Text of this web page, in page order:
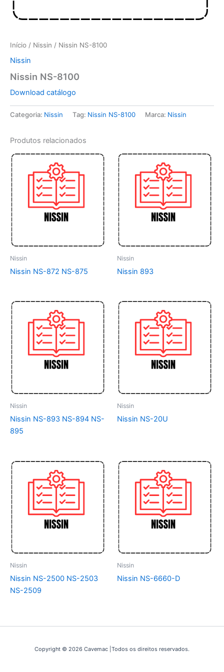
Início / Nissin / Nissin NS-8100
Nissin
Nissin NS-8100
Download catálogo
Categoria: Nissin Tag: Nissin NS-8100 Marca: Nissin
Produtos relacionados
Nissin
Nissin NS-872 NS-875
Nissin
Nissin 893
Nissin
Nissin NS-893 NS-894 NS-
895
Nissin
Nissin NS-20U
Nissin
Nissin NS-2500 NS-2503
NS-2509
Nissin
Nissin NS-6660-D
Copyright © 2026 Cavemac |Todos os direitos reservados.